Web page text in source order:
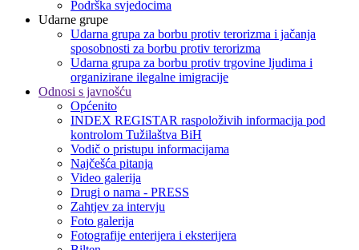
Podrška svjedocima
Udarne grupe
Udarna grupa za borbu protiv terorizma i jačanja
sposobnosti za borbu protiv terorizma
Udarna grupa za borbu protiv trgovine ljudima i
organizirane ilegalne imigracije
Odnosi s javnošću
Općenito
INDEX REGISTAR raspoloživih informacija pod
kontrolom Tužilaštva BiH
Vodič o pristupu informacijama
Najčešća pitanja
Video galerija
Drugi o nama - PRESS
Zahtjev za intervju
Foto galerija
Fotografije enterijera i eksterijera